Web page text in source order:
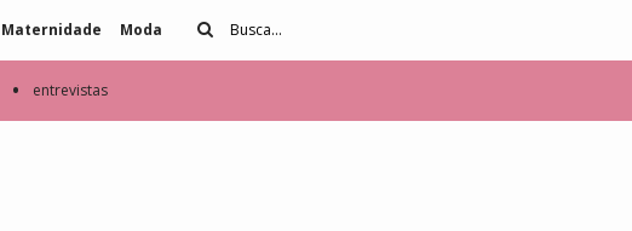
Maternidade Moda
• entrevistas